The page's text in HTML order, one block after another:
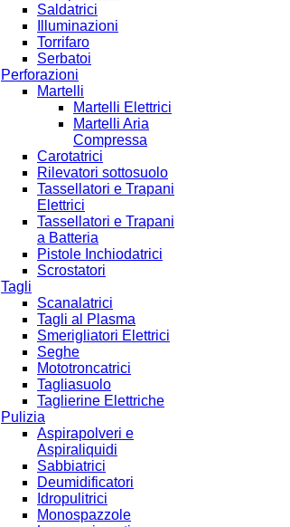
Saldatrici
Illuminazioni
Torrifaro
Serbatoi
Perforazioni
Martelli
Martelli Elettrici
Martelli Aria
Compressa
Carotatrici
Rilevatori sottosuolo
Tassellatori e Trapani
Elettrici
Tassellatori e Trapani
a Batteria
Pistole Inchiodatrici
Scrostatori
Tagli
Scanalatrici
Tagli al Plasma
Smerigliatori Elettrici
Seghe
Mototroncatrici
Tagliasuolo
Taglierine Elettriche
Pulizia
Aspirapolveri e
Aspiraliquidi
Sabbiatrici
Deumidificatori
Idropulitrici
Monospazzole